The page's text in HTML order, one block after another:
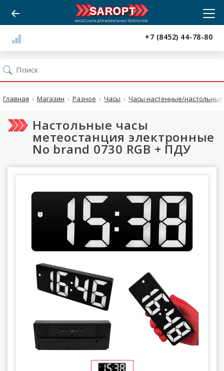
+7 (8452) 44-78-80
Главная Магазин Разное Часы Часы настенные/
Настольные часы
метеостанция электронные
No brand 0730 RGB + ПДУ